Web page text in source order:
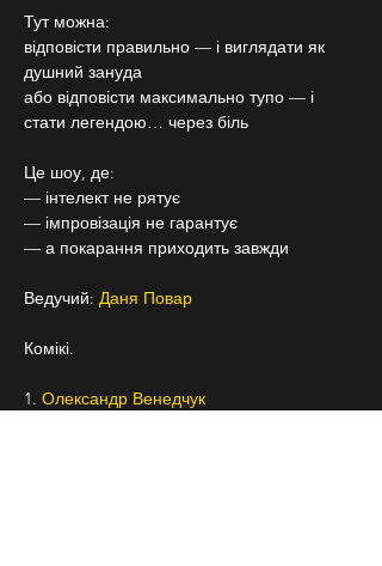
Тут можна:
відповісти правильно — і виглядати як
душний зануда
або відповісти максимально тупо — і
стати легендою… через біль
Це шоу, де:
— інтелект не рятує
— імпровізація не гарантує
— а покарання приходить завжди
Ведучий: Даня Повар
Комікі.
1. Олександр Венедчук